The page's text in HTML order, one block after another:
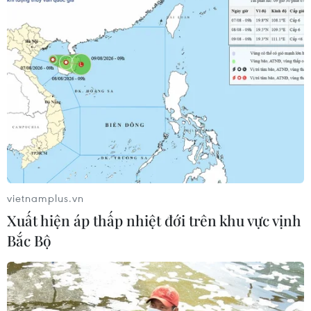
07/08/2026 03:03
Thắp lên hy vọng cho bệnh nhân
nghèo từ 'phòng khám 0 đồng' ở An
Giang
07/08/2026 02:00
Ca vi phẫu ghép da đầu hiếm gặp
giúp bé gái phục hồi sau 10 năm
06/08/2026 07:15
Hà Nội: Kiểm tra, xác minh liên quan
đến sản phẩm giảm cân dạng bút
tiêm
06/08/2026 07:05
vietnamplus.vn
Xuất hiện áp thấp nhiệt đới trên khu vực vịnh
Bắc Bộ